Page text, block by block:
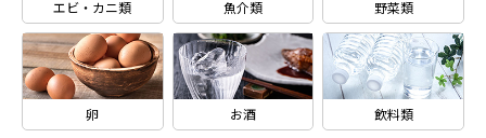
エビ・カニ類 魚介類 野菜類
卵 お酒 飲料類